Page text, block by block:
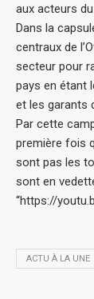
aux acteurs
Dans la
centraux de
secteur pour
pays en étant
et les garants
Par cette
première fois
sont pas les
sont en
“https://
ACTU À LA UNE